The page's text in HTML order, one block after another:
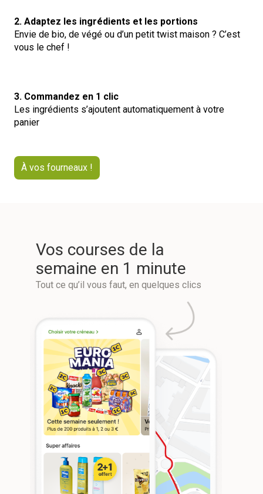
2. Adaptez les ingrédients et les portions
Envie de bio, de végé ou d’un petit twist maison ? C’est
vous le chef !
3. Commandez en 1 clic
Les ingrédients s’ajoutent automatiquement à votre
panier
À vos fourneaux !
Vos courses de la
semaine en 1 minute
Tout ce qu’il vous faut, en quelques clics